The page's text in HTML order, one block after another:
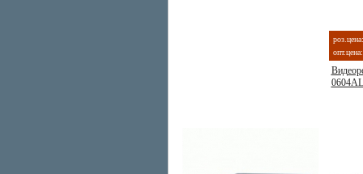
роз.цена:
опт.цена:
0604AL